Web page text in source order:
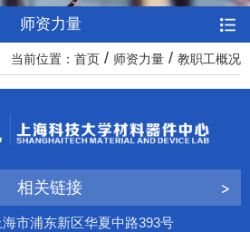
师资力量
当前位置： 首页 / 师资力量 / 教职工概况
相关链接
市浦东新区华夏中路393号